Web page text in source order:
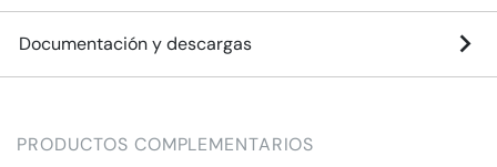
Documentación y descargas
PRODUCTOS COMPLEMENTARIOS